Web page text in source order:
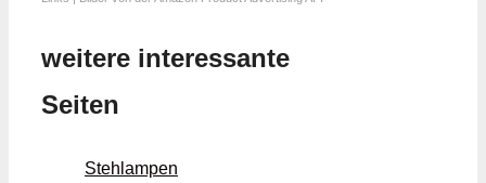
weitere interessante
Seiten
Stehlampen